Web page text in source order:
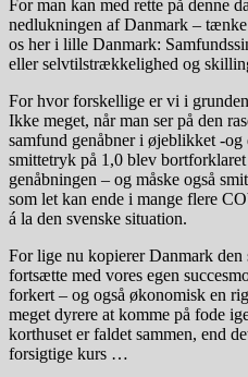
For man kan med rette på denne
nedlukningen af Danmark –
os her i lille Danmark:
eller selvtilstrækkelighed og
For hvor forskellige er vi i
Ikke meget, når man ser på den
samfund genåbner i øjeblikket -og
smittetryk på 1,0 blev
genåbningen – og måske også
som let kan ende i mange flere
á la den svenske situation.
For lige nu kopierer Danmark den
fortsætte med vores egen
forkert – og også økonomisk en
meget dyrere at komme på fode
korthuset er faldet sammen, end
forsigtige kurs …